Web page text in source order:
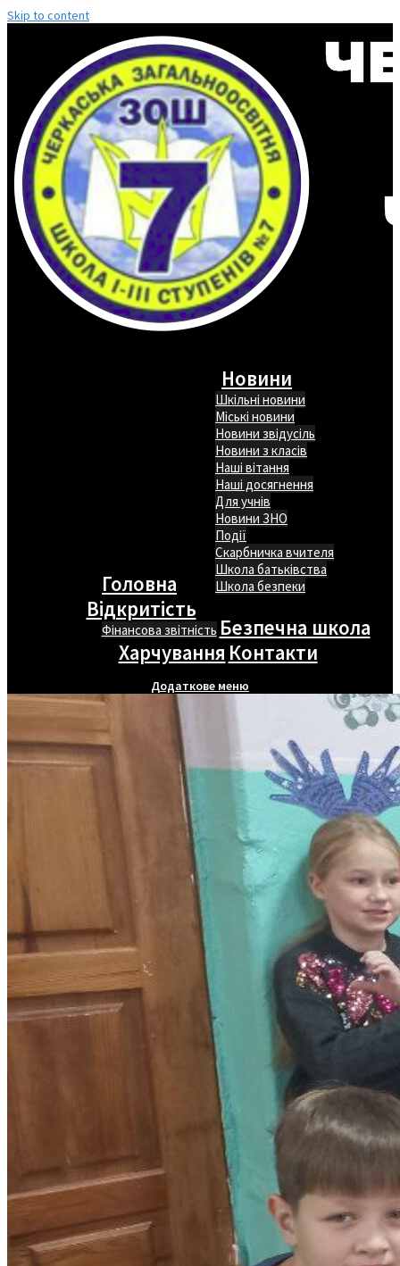
Skip to content
Головна
Новини
Шкільні новини
Міські новини
Новини звідусіль
Новини з класів
Наші вітання
Наші досягнення
Для учнів
Новини ЗНО
Події
Скарбничка вчителя
Школа батьківства
Школа безпеки
Відкритість
Фінансова звітність Безпечна школа
Харчування Контакти
Додаткове меню